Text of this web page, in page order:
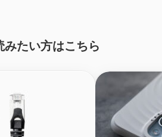
みたい方はこちら